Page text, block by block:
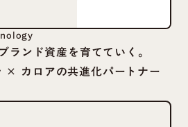
ランド資産を育てていく。
カロアの共進化パートナー